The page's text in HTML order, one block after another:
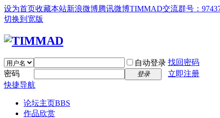
设为首页收藏本站新浪微博腾讯微博TIMMAD交流群号：
切换到宽版
自动登录 找回密码
密码
登录
立即注册
快捷导航
论坛主页BBS
作品欣赏